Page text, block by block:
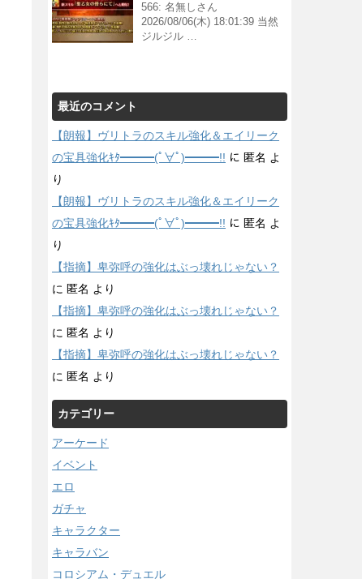
566: 名無しさん
2026/08/06(木) 18:01:39 当然
ジルジル …
最近のコメント
【朗報】ヴリトラのスキル強化＆エイリーク
の宝具強化ｷﾀ━━━(ﾟ∀ﾟ)━━━!! に 匿名 よ
り
【朗報】ヴリトラのスキル強化＆エイリーク
の宝具強化ｷﾀ━━━(ﾟ∀ﾟ)━━━!! に 匿名 よ
り
【指摘】卑弥呼の強化はぶっ壊れじゃない？
に 匿名 より
【指摘】卑弥呼の強化はぶっ壊れじゃない？
に 匿名 より
【指摘】卑弥呼の強化はぶっ壊れじゃない？
に 匿名 より
カテゴリー
アーケード
イベント
エロ
ガチャ
キャラクター
キャラバン
コロシアム・デュエル